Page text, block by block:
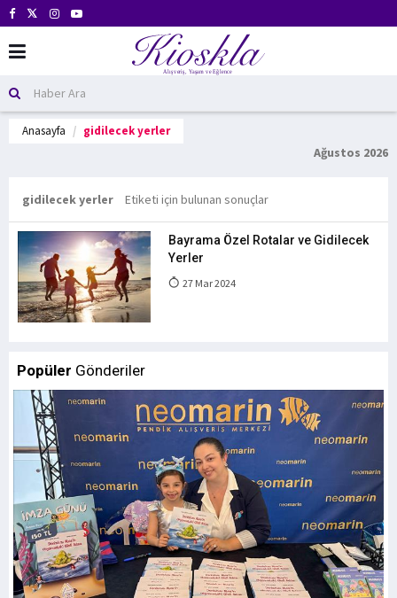
Anasayfa gidilecek yerler
Ağustos 2026
gidilecek yerler Etiketi için bulunan sonuçlar
Bayrama Özel Rotalar ve Gidilecek
Yerler
27 Mar 2024
Popüler Gönderiler